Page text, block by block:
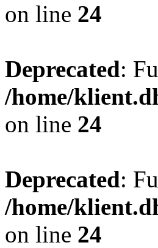
on line 24
Deprecated:
/home/
on line 24
Deprecated:
/home/
on line 24